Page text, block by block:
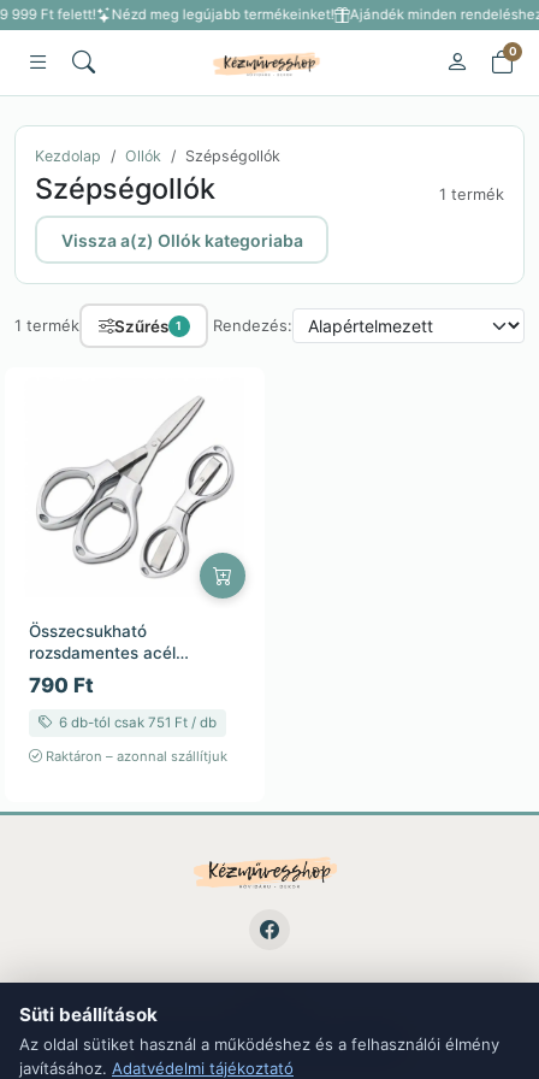
999 Ft felett! Nézd meg legújabb termékeinket! Ajándék minden
0
Kezdolap Ollók Szépségollók
Szépségollók 1 termék
Vissza a(z) Ollók kategoriaba
1 termék Szűrés 1 Rendezés:
Összecsukható
rozsdamentes acél
precíziós szépségolló –
ezüst – 9,8×5,5 cm
790 Ft
6 db-tól csak 751 Ft / db
Raktáron – azonnal szállítjuk
ÁSZFAdatvédelemKapcsolatBlog
Süti beállítások
Az oldal sütiket használ a működéshez és a felhasználói élmény
javításához. Adatvédelmi tájékoztató